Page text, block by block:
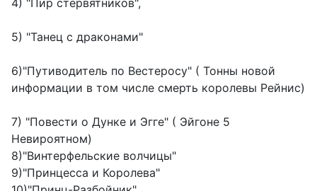
4) "Пир стервятников",
5) "Танец с драконами"
6)"Путиводитель по Вестеросу" ( Тонны новой
информации в том числе смерть королевы Рейнис)
7) "Повести о Дунке и Эгге" ( Эйгоне 5
Невироятном)
8)"Винтерфельские волчицы"
9)"Принцесса и Королева"